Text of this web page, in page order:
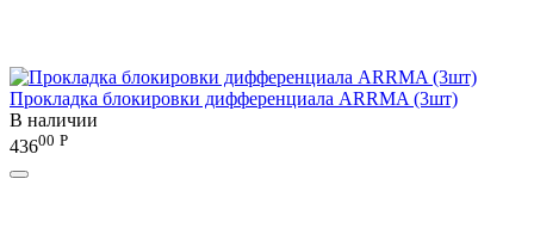
Прокладка блокировки дифференциала ARRMA (3шт)
В наличии
43600 Р